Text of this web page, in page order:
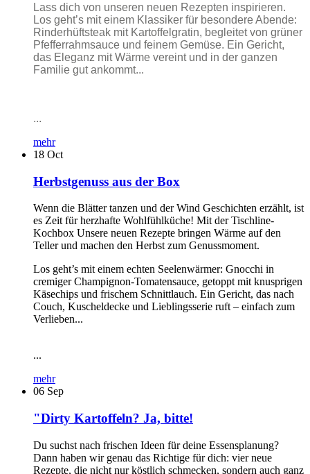
Lass dich von unseren neuen Rezepten inspirieren.
Los geht’s mit einem Klassiker für besondere Abende:
Rinderhüftsteak mit Kartoffelgratin, begleitet von grüner
Pfefferrahmsauce und feinem Gemüse. Ein Gericht,
das Eleganz mit Wärme vereint und in der ganzen
Familie gut ankommt...
...
mehr
18 Oct
Herbstgenuss aus der Box
Wenn die Blätter tanzen und der Wind Geschichten erzählt, ist
es Zeit für herzhafte Wohlfühlküche! Mit der Tischline-
Kochbox Unsere neuen Rezepte bringen Wärme auf den
Teller und machen den Herbst zum Genussmoment.
Los geht’s mit einem echten Seelenwärmer: Gnocchi in
cremiger Champignon-Tomatensauce, getoppt mit knusprigen
Käsechips und frischem Schnittlauch. Ein Gericht, das nach
Couch, Kuscheldecke und Lieblingsserie ruft – einfach zum
Verlieben...
...
mehr
06 Sep
"Dirty Kartoffeln? Ja, bitte!
Du suchst nach frischen Ideen für deine Essensplanung?
Dann haben wir genau das Richtige für dich: vier neue
Rezepte, die nicht nur köstlich schmecken, sondern auch ganz